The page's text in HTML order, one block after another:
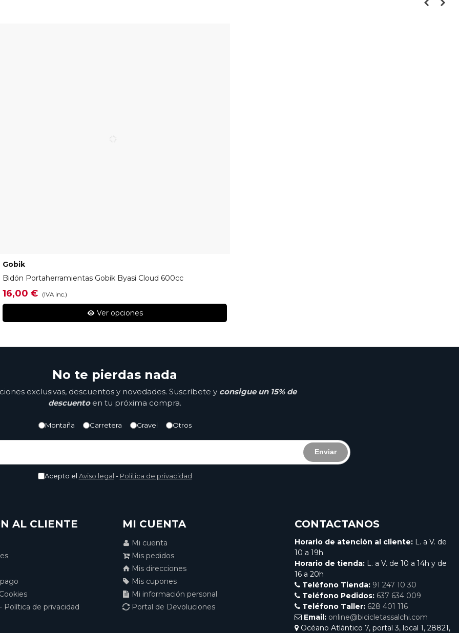
Gobik
Bidón Portaherramientas Gobik Byasi Cloud 600cc
16,00 € (IVA inc.)
Ver opciones
No te pierdas nada
exclusivas, descuentos y novedades. Suscríbete y consigue un 15% de
descuentoen tu próxima compra.
Montaña Carretera Gravel Otros
Enviar
Acepto el Aviso legal - Política de privacidad
AL CLIENTE
Política de privacidad
MI CUENTA
Mi cuenta
Mis pedidos
Mis direcciones
Mis cupones
Mi información personal
Portal de Devoluciones
CONTACTANOS
Horario de atención al cliente: L. a V. de
10 a 19h
Horario de tienda: L. a V. de 10 a 14h y de
16 a 20h
Teléfono Tienda: 91 247 10 30
Teléfono Pedidos: 637 634 009
Teléfono Taller: 628 401 116
Email: online@bicicletassalchi.com
Océano Atlántico 7, portal 3, local 1, 28821,